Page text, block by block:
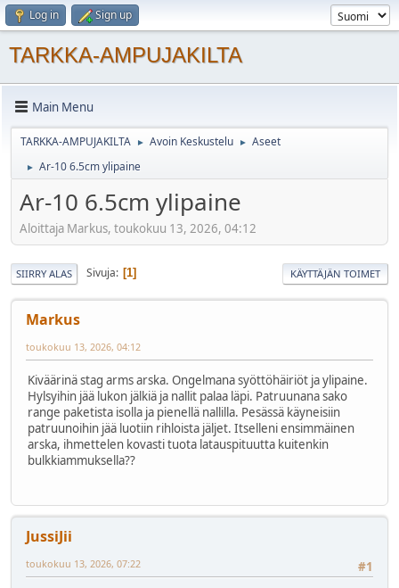
Log in Sign up
TARKKA-AMPUJAKILTA
Main Menu
TARKKA-AMPUJAKILTA ► Avoin Keskustelu ► Aseet
► Ar-10 6.5cm ylipaine
Ar-10 6.5cm ylipaine
Aloittaja Markus, toukokuu 13, 2026, 04:12
SIIRRY ALAS Sivuja 1 KÄYTTÄJÄN TOIMET
Markus
toukokuu 13, 2026, 04:12
Kiväärinä stag arms arska. Ongelmana syöttöhäiriöt ja ylipaine.
Hylsyihin jää lukon jälkiä ja nallit palaa läpi. Patruunana sako
range paketista isolla ja pienellä nallilla. Pesässä käyneisiin
patruunoihin jää luotiin rihloista jäljet. Itselleni ensimmäinen
arska, ihmettelen kovasti tuota latauspituutta kuitenkin
bulkkiammuksella??
JussiJii
#1
toukokuu 13, 2026, 07:22